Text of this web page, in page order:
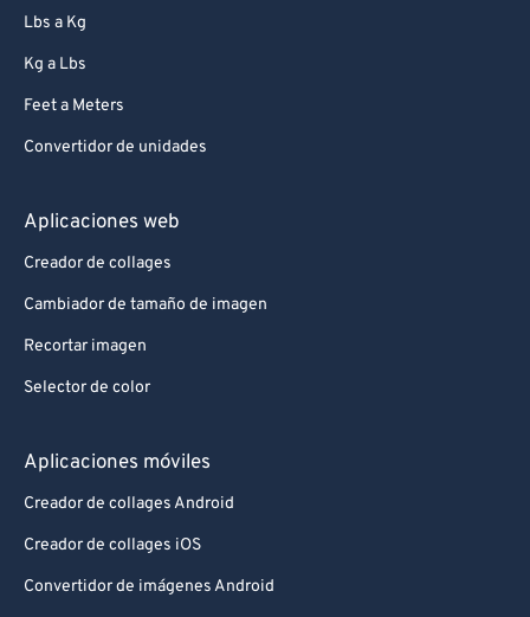
Lbs a Kg
Kg a Lbs
Feet a Meters
Convertidor de unidades
Aplicaciones web
Creador de collages
Cambiador de tamaño de imagen
Recortar imagen
Selector de color
Aplicaciones móviles
Creador de collages Android
Creador de collages iOS
Convertidor de imágenes Android